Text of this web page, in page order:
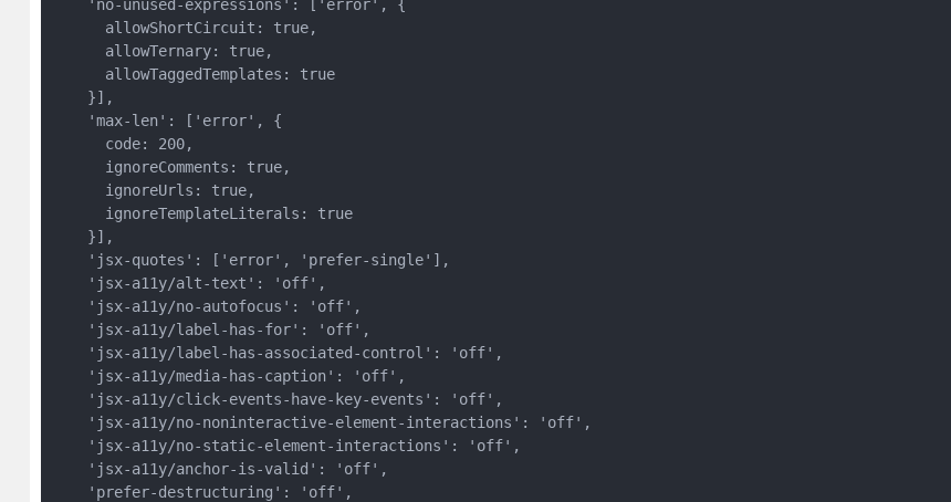
    'no-unused-expressions': ['error', {
      allowShortCircuit: true,
      allowTernary: true,
      allowTaggedTemplates: true
    }],
    'max-len': ['error', {
      code: 200,
      ignoreComments: true,
      ignoreUrls: true,
      ignoreTemplateLiterals: true
    }],
    'jsx-quotes': ['error', 'prefer-single'],
    'jsx-a11y/alt-text': 'off',
    'jsx-a11y/no-autofocus': 'off',
    'jsx-a11y/label-has-for': 'off',
    'jsx-a11y/label-has-associated-control': 'off',
    'jsx-a11y/media-has-caption': 'off',
    'jsx-a11y/click-events-have-key-events': 'off',
    'jsx-a11y/no-noninteractive-element-interactions': 'off',
    'jsx-a11y/no-static-element-interactions': 'off',
    'jsx-a11y/anchor-is-valid': 'off',
    'prefer-destructuring': 'off',